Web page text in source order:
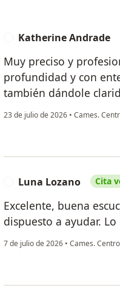
Katherine Andrade
Muy preciso y
profundidad y con
también dándole
23 de julio de 2026 • Cames.
Luna Lozano Cita
Excelente, buena
dispuesto a ayudar.
7 de julio de 2026 • Cames.